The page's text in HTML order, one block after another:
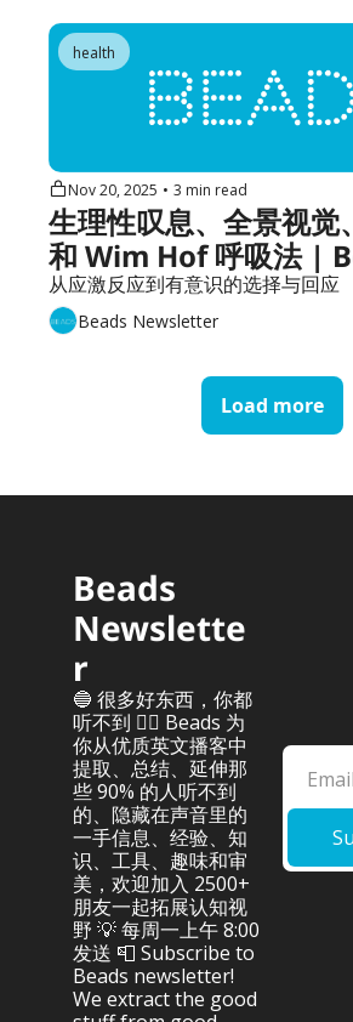
health
Nov 20, 2025 • 3 min read
生理性叹息、全景视觉
和 Wim Hof 呼吸法 |
#157
从应激反应到有意识的选择与回应
Beads Newsletter
Load more
Beads
Newslette
r
🔵 很多好东西，你都
听不到 👂🏻 Beads 为
你从优质英文播客中
提取、总结、延伸那
些 90% 的人听不到
的、隐藏在声音里的
一手信息、经验、知
识、工具、趣味和审
美，欢迎加入 2500+
朋友一起拓展认知视
野 💡 每周一上午 8:00
发送 📮 Subscribe to
Beads newsletter!
We extract the good